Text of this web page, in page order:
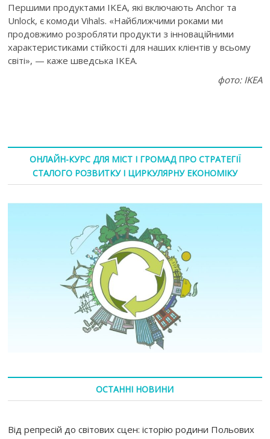
Першими продуктами IKEA, які включають Anchor та
Unlock, є комоди Vihals. «Найближчими роками ми
продовжимо розробляти продукти з інноваційними
характеристиками стійкості для наших клієнтів у всьому
світі», — каже шведська IKEA.
фото: IKEA
ОНЛАЙН-КУРС ДЛЯ МІСТ І ГРОМАД ПРО СТРАТЕГІЇ
СТАЛОГО РОЗВИТКУ І ЦИРКУЛЯРНУ ЕКОНОМІКУ
ОСТАННІ НОВИНИ
Від репресій до світових сцен: історію родини Польових